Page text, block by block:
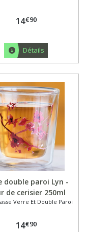
14€90
Détails
double paroi Lyn -
de cerisier 250ml
Verre Et Double Paroi
14€90